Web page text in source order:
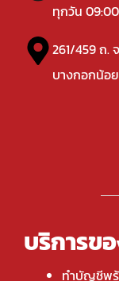
ทุกวัน
261/459 ถ.
บางกอกน้อ
บริการขอ
ทำบัญชีพ